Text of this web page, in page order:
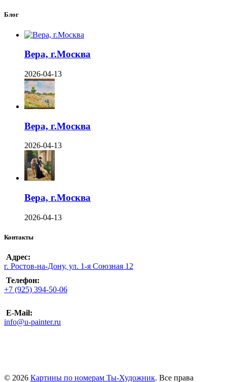
Блог
Вера, г.Москва
2026-04-13
Вера, г.Москва
2026-04-13
Вера, г.Москва
2026-04-13
Контакты
Адрес:
г. Ростов-на-Дону, ул. 1-я Союзная 12
Телефон:
+7 (925) 394-50-06
E-Mail:
info@u-painter.ru
© 2026 Картины по номерам Ты-Художник. Все права